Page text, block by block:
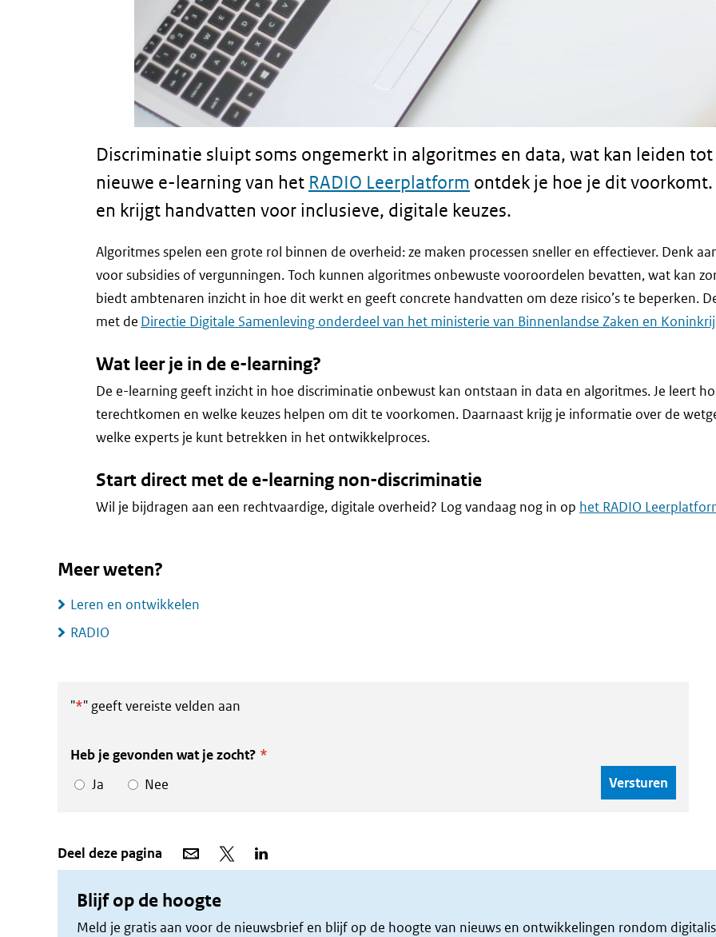
Discriminatie sluipt soms ongemerkt in algoritmes en data, wat kan leiden
nieuwe e-learning van het RADIO Leerplatform ontdek je hoe je dit
en krijgt handvatten voor inclusieve, digitale keuzes.
Algoritmes spelen een grote rol binnen de overheid: ze maken processen sneller en effectiever. Denk
voor subsidies of vergunningen. Toch kunnen algoritmes onbewuste vooroordelen bevatten, wat kan
biedt ambtenaren inzicht in hoe dit werkt en geeft concrete handvatten om deze risico’s te beperken.
met de Directie Digitale Samenleving onderdeel van het ministerie van Binnenlandse Zaken en
Wat leer je in de e-learning?
De e-learning geeft inzicht in hoe discriminatie onbewust kan ontstaan in data en algoritmes. Je leert
terechtkomen en welke keuzes helpen om dit te voorkomen. Daarnaast krijg je informatie over de
welke experts je kunt betrekken in het ontwikkelproces.
Start direct met de e-learning non-discriminatie
Wil je bijdragen aan een rechtvaardige, digitale overheid? Log vandaag nog in op het RADIO
Meer weten?
Leren en ontwikkelen
RADIO
"*" geeft vereiste velden aan
Heb je gevonden wat je zocht? *
Ja
Nee
Deel deze pagina
Deel
e-
Deel
X
LinkedIn
Blijf op de hoogte
Meld je gratis aan voor de nieuwsbrief en blijf op de hoogte van nieuws en ontwikkelingen rondom